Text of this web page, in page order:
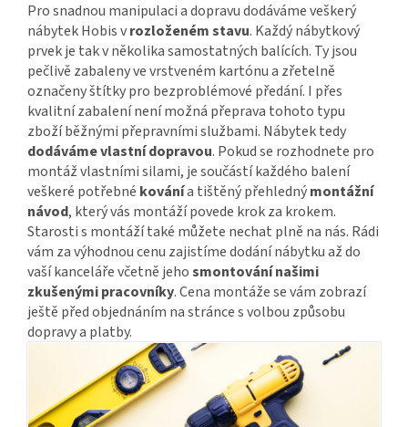
Pro snadnou manipulaci a dopravu dodáváme veškerý
nábytek Hobis vrozloženém stavu. Každý nábytkový
prvek je tak v několika samostatných balících. Ty jsou
pečlivě zabaleny ve vrstveném kartónu a zřetelně
označeny štítky pro bezproblémové předání. I přes
kvalitní zabalení není možná přeprava tohoto typu
zboží běžnými přepravními službami. Nábytek tedy
dodáváme vlastní dopravou. Pokud se rozhodnete pro
montáž vlastními silami, je součástí každého balení
veškeré potřebné kovánía tištěný přehlednýmontážní
návod, který vás montáží povede krok za krokem.
Starosti s montáží také můžete nechat plně na nás. Rádi
vám za výhodnou cenu zajistíme dodání nábytku až do
vaší kanceláře včetně jehosmontování našimi
zkušenými pracovníky. Cena montáže se vám zobrazí
ještě před objednáním na stránce s volbou způsobu
dopravy a platby.